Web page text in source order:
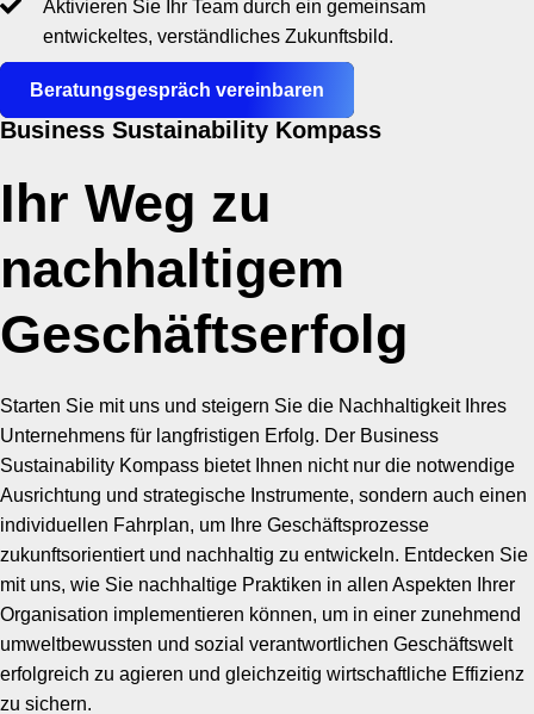
Aktivieren Sie Ihr Team durch ein gemeinsam
entwickeltes, verständliches Zukunftsbild.
Beratungsgespräch vereinbaren
Business Sustainability Kompass
Ihr Weg zu
nachhaltigem
Geschäftserfolg
Starten Sie mit uns und steigern Sie die Nachhaltigkeit Ihres
Unternehmens für langfristigen Erfolg. Der Business
Sustainability Kompass bietet Ihnen nicht nur die notwendige
Ausrichtung und strategische Instrumente, sondern auch einen
individuellen Fahrplan, um Ihre Geschäftsprozesse
zukunftsorientiert und nachhaltig zu entwickeln. Entdecken Sie
mit uns, wie Sie nachhaltige Praktiken in allen Aspekten Ihrer
Organisation implementieren können, um in einer zunehmend
umweltbewussten und sozial verantwortlichen Geschäftswelt
erfolgreich zu agieren und gleichzeitig wirtschaftliche Effizienz
zu sichern.